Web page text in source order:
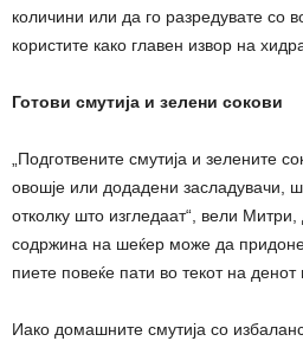
количини или да го разредувате со
користите како главен извор на
Готови смутија и зелени сокови
„Подготвените смутија и зелените
овошје или додадени засладувачи,
отколку што изгледаат“, вели Митри,
содржина на шеќер може да
пиете повеќе пати во текот на
Иако домашните смутија со